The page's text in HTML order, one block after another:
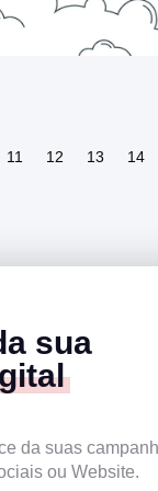
11 12 13 14
sua
da suas
ou Website.